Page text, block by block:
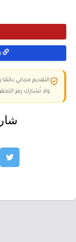
التقديم مجاني
ولا تُشارك رمز